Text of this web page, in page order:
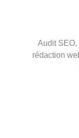
Audit SEO,
rédaction